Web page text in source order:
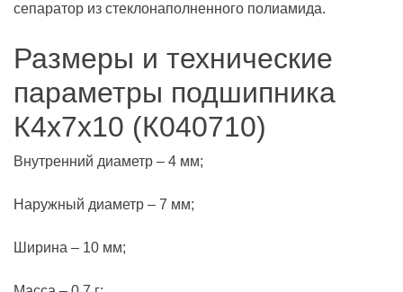
сепаратор из стеклонаполненного полиамида.
Размеры и технические
параметры подшипника
К4х7х10 (К040710)
Внутренний диаметр – 4 мм;
Наружный диаметр – 7 мм;
Ширина – 10 мм;